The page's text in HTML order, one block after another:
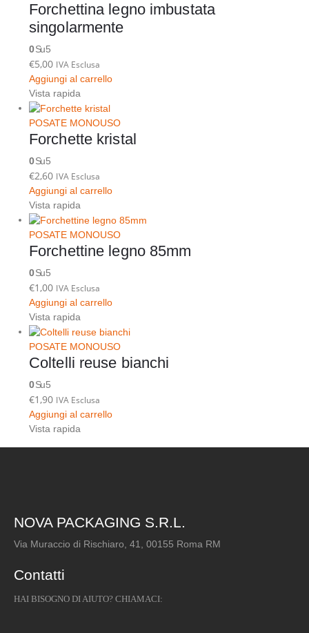
Forchettina legno imbustata
singolarmente
0Su 5
€5,00 IVA Esclusa
Aggiungi al carrello
Vista rapida
POSATE MONOUSO
Forchette kristal
0Su 5
€2,60 IVA Esclusa
Aggiungi al carrello
Vista rapida
POSATE MONOUSO
Forchettine legno 85mm
0Su 5
€1,00 IVA Esclusa
Aggiungi al carrello
Vista rapida
POSATE MONOUSO
Coltelli reuse bianchi
0Su 5
€1,90 IVA Esclusa
Aggiungi al carrello
Vista rapida
NOVA PACKAGING S.R.L.
Via Muraccio di Rischiaro, 41, 00155 Roma RM
Contatti
HAI BISOGNO DI AIUTO? CHIAMACI: